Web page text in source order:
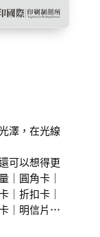
澤，在光線
可以想得更
｜圓角卡｜
｜折扣卡｜
｜明信片…